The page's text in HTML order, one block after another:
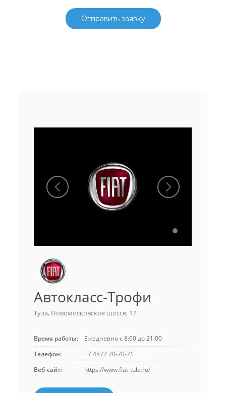
Отправить заявку
Автокласс-Трофи
Тула, Новомосковское шоссе, 17
Время работы:
Ежедневно с 8:00 до 21:00
Телефон:
+7 4872 70-70-71
Веб-сайт:
https://www.fiat-tula.ru/